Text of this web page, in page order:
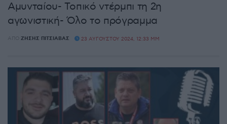
Αμυνταίου- Τοπικό ντέρμπι τη 2η
αγωνιστική- Όλο το πρόγραμμα
ΑΠΌ ΖΉΣΗΣ ΠΙΤΣΙΆΒΑΣ 23 ΑΥΓΟΎΣΤΟΥ 2024, 12:33 ΜΜ